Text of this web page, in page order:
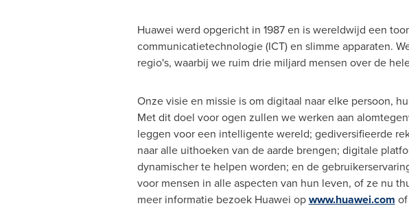
Huawei werd opgericht in 1987 en is wereldwijd een
communicatietechnologie (ICT) en slimme apparaten.
regio's, waarbij we ruim drie miljard mensen over de
Onze visie en missie is om digitaal naar elke persoon,
Met dit doel voor ogen zullen we werken aan
leggen voor een intelligente wereld; gediversifieerde
naar alle uithoeken van de aarde brengen; digitale
dynamischer te helpen worden; en de
voor mensen in alle aspecten van hun leven, of ze nu
meer informatie bezoek Huawei opwww.huawei.com